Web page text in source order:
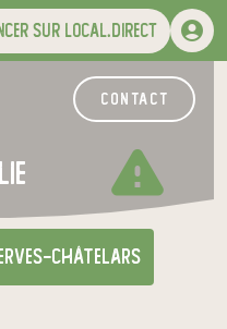
sur local.direct
contact
warning
Châtelars